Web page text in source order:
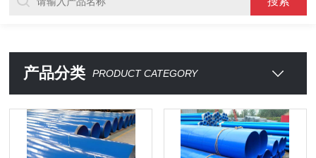
产品分类 PRODUCT CATEGORY